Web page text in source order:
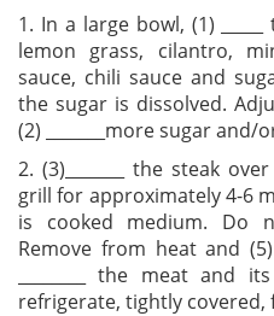
1. In a large bowl, (1)
lemon grass, cilantro,
sauce, chili sauce and
the sugar is dissolved.
(2) _______more sugar and/
2. (3)_______ the steak
grill for approximately 4-6
is cooked medium. Do
Remove from heat and
________ the meat and
refrigerate, tightly covered,